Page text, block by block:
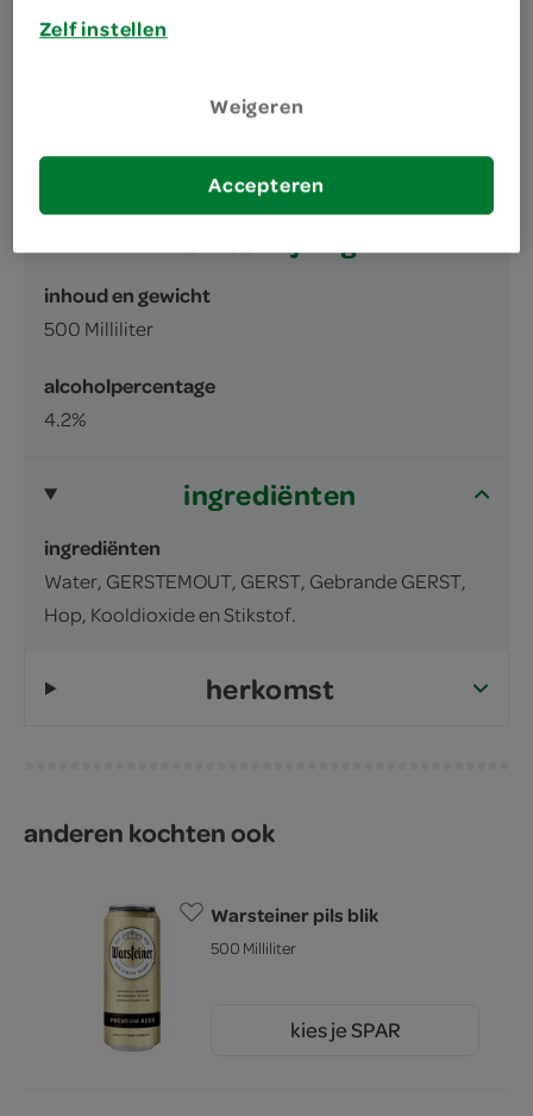
verwerkt in de winkelmand.
inhoud en gewicht
500 Milliliter
alcoholpercentage
4.2%
ingrediënten
ingrediënten
Water, GERSTEMOUT, GERST, Gebrande GERST,
Hop, Kooldioxide en Stikstof.
herkomst
anderen kochten ook
Warsteiner pils blik
500 Milliliter
kies je SPAR
Zelf instellen
Weigeren
Accepteren